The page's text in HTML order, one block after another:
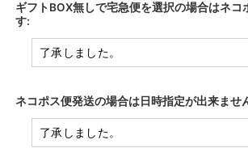
ギフトBOX無しで宅急便を選択の場合はネコ
す:
ネコポス便発送の場合は日時指定が出来ませ